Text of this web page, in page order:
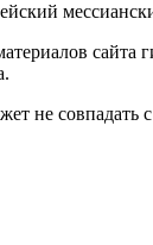
сайта
не совпадать